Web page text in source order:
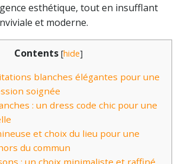
esthétique, tout en insufflant
et moderne.
Contents [hide]
blanches élégantes pour une
soignée
: un dress code chic pour une
et choix du lieu pour une
du commun